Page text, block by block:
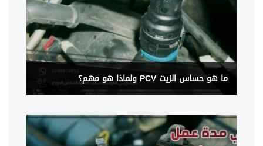
ما هو حساس الزيت PCV ولماذا هو مهم؟